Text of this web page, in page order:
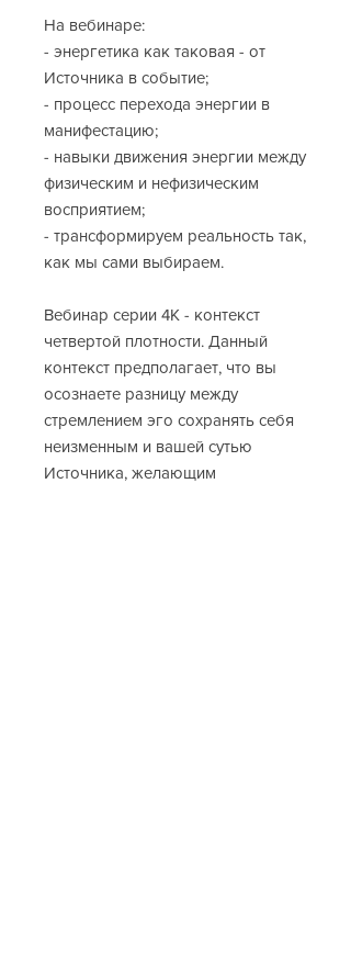
На вебинаре:
- энергетика как таковая - от
Источника в событие;
- процесс перехода энергии в
манифестацию;
- навыки движения энергии между
физическим и нефизическим
восприятием;
- трансформируем реальность так,
как мы сами выбираем.
Вебинар серии 4К - контекст
четвертой плотности. Данный
контекст предполагает, что вы
осознаете разницу между
стремлением эго сохранять себя
неизменным и вашей сутью
Источника, желающим